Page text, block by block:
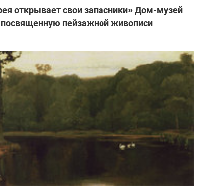
открывает свои запасники» Дом-музей
посвященную пейзажной живописи